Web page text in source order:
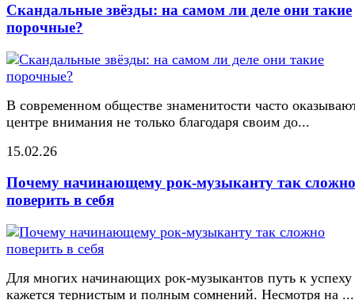
Скандальные звёзды: на самом ли деле они такие
порочные?
В современном обществе знаменитости часто
центре внимания не только благодаря своим до...
15.02.26
Почему начинающему рок-музыканту так сложно
поверить в себя
Для многих начинающих рок-музыкантов путь к успеху
кажется тернистым и полным сомнений. Несмотря на ...